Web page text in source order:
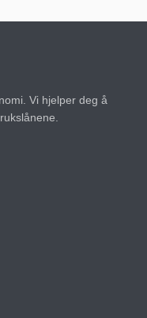
Vi hjelper deg å